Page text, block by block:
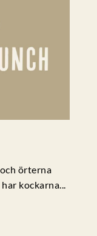
örterna
kockarna...